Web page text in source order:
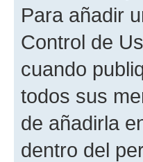
Para añadir
Control de
cuando
todos sus
de añadirla
dentro del